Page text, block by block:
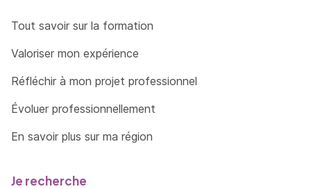
Tout savoir sur la formation
Valoriser mon expérience
Réfléchir à mon projet professionnel
Évoluer professionnellement
En savoir plus sur ma région
Je recherche